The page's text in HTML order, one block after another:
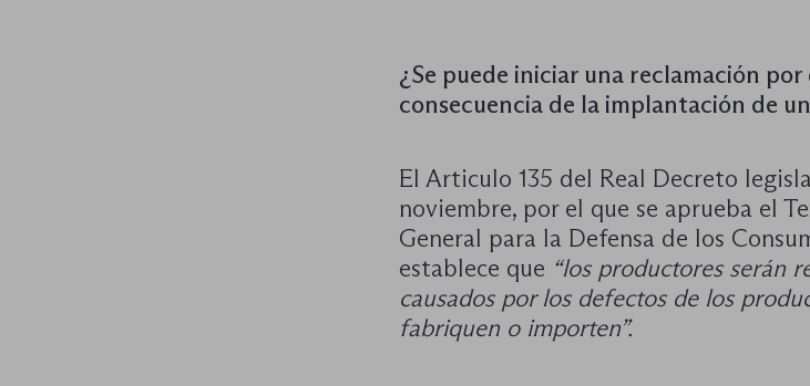
¿Se puede iniciar una reclamación
consecuencia de la implantación de
El Articulo 135 del Real Decreto
noviembre, por el que se aprueba el
General para la Defensa de los
establece que “los productores serán
causados por los defectos de los
fabriquen o importen”.